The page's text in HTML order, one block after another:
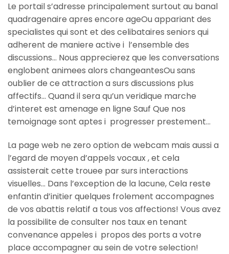
Le portail s’adresse principalement surtout au banal
quadragenaire apres encore ageOu appariant des
specialistes qui sont et des celibataires seniors qui
adherent de maniere active i l’ensemble des
discussions… Nous apprecierez que les conversations
englobent animees alors changeantesOu sans
oublier de ce attraction a surs discussions plus
affectifs… Quand il sera qu’un veridique marche
d’interet est amenage en ligne Sauf Que nos
temoignage sont aptes i progresser prestement…
La page web ne zero option de webcam mais aussi a
l’egard de moyen d’appels vocaux , et cela
assisterait cette trouee par surs interactions
visuelles… Dans l’exception de la lacune, Cela reste
enfantin d’initier quelques frolement accompagnes
de vos abattis relatif a tous vos affections! Vous avez
la possibilite de consulter nos taux en tenant
convenance appeles i propos des ports a votre
place accompagner au sein de votre selection!